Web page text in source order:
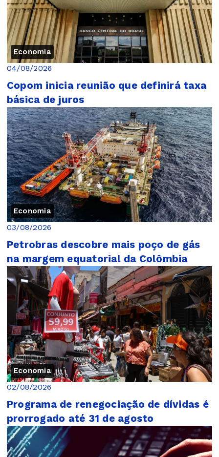
Economia
04/08/2026
Copom inicia reunião que definirá taxa
básica de juros
Economia
03/08/2026
Petrobras descobre mais poço de gás
na margem equatorial da Colômbia
Economia
02/08/2026
Programa de renegociação de dívidas é
prorrogado até 31 de agosto